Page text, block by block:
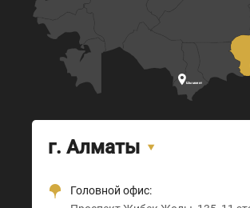
Шымкент
г. Алматы
Головной офис:
Офис + Шоу-рум:
Тамерлановское шоссе, 205
Проспект Санкибай батыра, 22